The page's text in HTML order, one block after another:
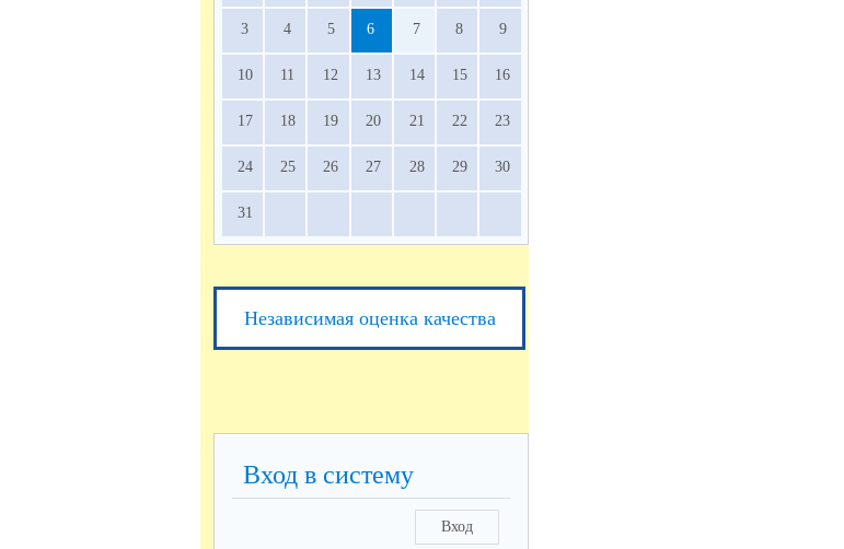
3 4 5 6 7 8 9
10 11 12 13 14 15 16
17 18 19 20 21 22 23
24 25 26 27 28 29 30
31
Независимая оценка качества
Вход в систему
Вход